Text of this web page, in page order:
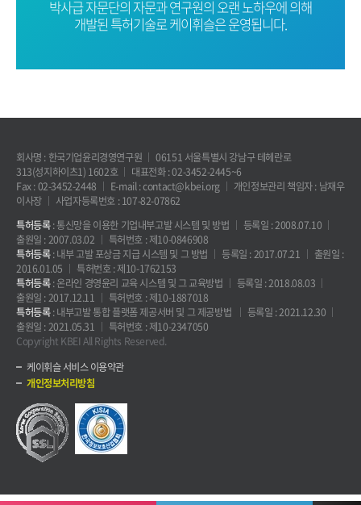
박사급 자문단의 자문과 연구원의 오랜노하우에 의해
개발된 특허기술로케이휘슬은 운영됩니다.
회사명 : 한국기업윤리경영연구원
06151 서울특별시 강남구 테헤란로
313(성지하이츠1) 1602호
대표전화 : 02-3452-2445~6
Fax : 02-3452-2448
E-mail : contact@kbei.org
개인정보관리 책임자 : 남재우
이사장
사업자등록번호 : 107-82-07862
특허등록: 통신망을 이용한 기업내부고발 시스템 및 방법
등록일 : 2008.07.10
출원일 : 2007.03.02
특허번호 : 제10-0846908
특허등록: 내부 고발 포상금 지급 시스템 및 그 방법 등록일 : 2017.07.21
출원일 :
2016.01.05
특허번호 : 제10-1762153
특허등록: 온라인 경영윤리 교육 시스템 및 그 교육방법
등록일 : 2018.08.03
출원일 : 2017.12.11
특허번호 : 제10-1887018
특허등록: 내부고발 통합 플랫폼 제공서버 및 그 제공방법
등록일 : 2021.12.30
출원일 : 2021.05.31
특허번호 : 제10-2347050
Copyright KBEI All Rights Reserved.
케이휘슬 서비스 이용약관
개인정보처리방침